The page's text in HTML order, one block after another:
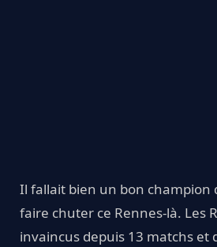
Il fallait bien un bon champion
faire chuter ce Rennes-là. Les
invaincus depuis 13 matchs et